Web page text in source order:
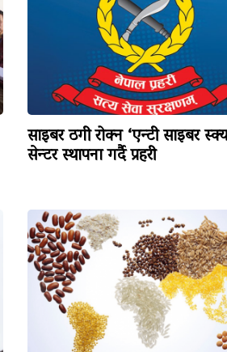
साइबर ठगी रोक्न ‘एन्टी साइबर
सेन्टर स्थापना गर्दै प्रहरी